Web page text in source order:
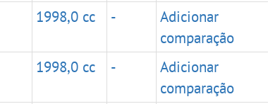
1998,0 cc -
Adicionar
comparação
1998,0 cc -
Adicionar
comparação